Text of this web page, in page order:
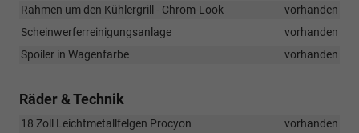
Rahmen um den Kühlergrill - Chrom-Look
vorhanden
Scheinwerferreinigungsanlage
vorhanden
Spoiler in Wagenfarbe
vorhanden
Räder & Technik
18 Zoll Leichtmetallfelgen Procyon
vorhanden